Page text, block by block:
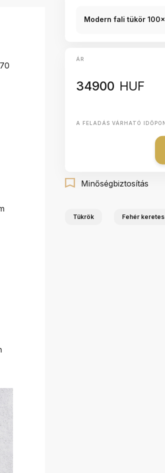
Modern fali tükör
ÁR
34900 HUF
A FELADÁS VÁRHATÓ
Minőségbiztosítás
Tükrök Fehér